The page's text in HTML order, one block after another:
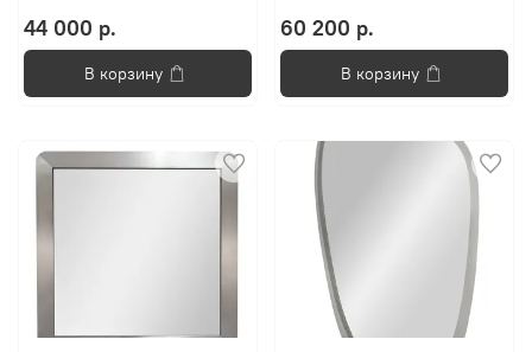
44 000 р.
В корзину
60 200 р.
В корзину